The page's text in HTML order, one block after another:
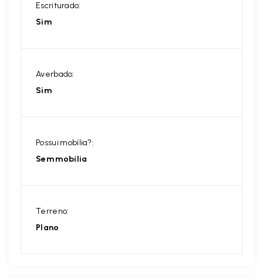
Escriturado:
Sim
Averbado:
Sim
Possui mobília?:
Sem mobília
Terreno:
Plano